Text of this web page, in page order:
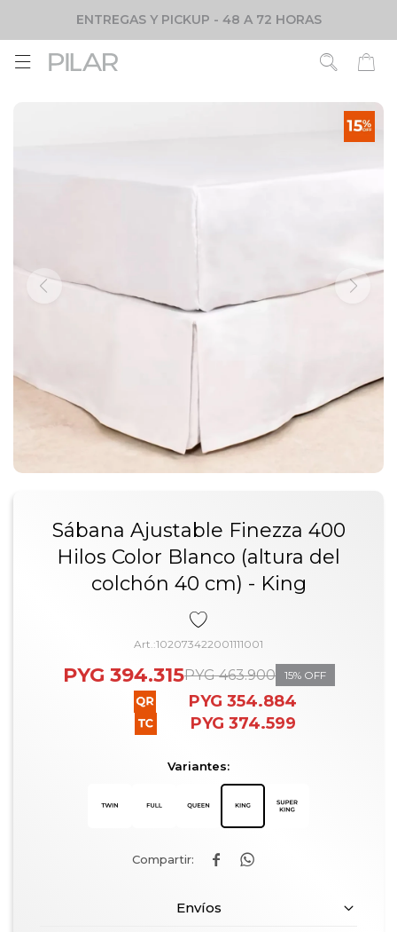
ENTREGAS Y PICKUP - 48 A 72 HORAS

Sábana Ajustable Finezza 400
Hilos Color Blanco (altura del
colchón 40 cm) - King
102073422001111001
PYG 394.315PYG 463.900 15
PYG 354.884
PYG 374.599
Variantes:
 
Envíos